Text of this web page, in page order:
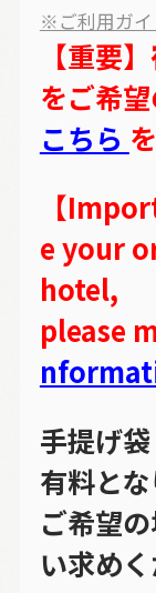
※ご利用ガイ
【重要
をご希
こちら
【
e your
hotel,
please
手提げ
有料とな
ご希望
い求め